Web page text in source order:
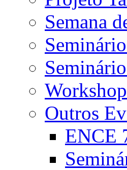
Semana
Outros
ENCE